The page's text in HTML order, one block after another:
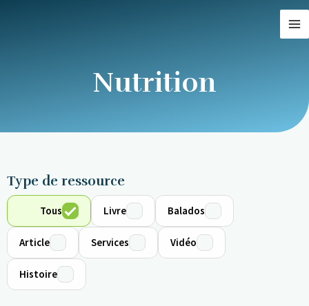
Nutrition
Type de ressource
Tous Livre Balados
Article Services Vidéo
Histoire